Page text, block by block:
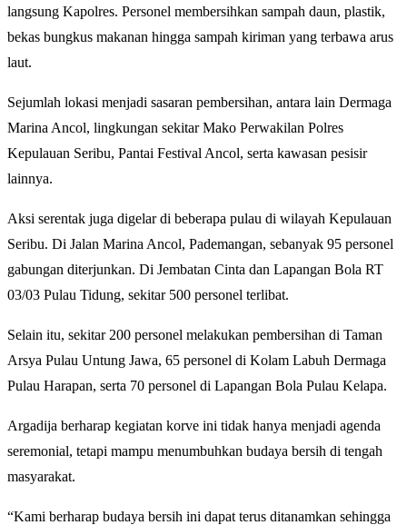
langsung Kapolres. Personel membersihkan sampah daun, plastik,
bekas bungkus makanan hingga sampah kiriman yang terbawa arus
laut.
Sejumlah lokasi menjadi sasaran pembersihan, antara lain Dermaga
Marina Ancol, lingkungan sekitar Mako Perwakilan Polres
Kepulauan Seribu, Pantai Festival Ancol, serta kawasan pesisir
lainnya.
Aksi serentak juga digelar di beberapa pulau di wilayah Kepulauan
Seribu. Di Jalan Marina Ancol, Pademangan, sebanyak 95 personel
gabungan diterjunkan. Di Jembatan Cinta dan Lapangan Bola RT
03/03 Pulau Tidung, sekitar 500 personel terlibat.
Selain itu, sekitar 200 personel melakukan pembersihan di Taman
Arsya Pulau Untung Jawa, 65 personel di Kolam Labuh Dermaga
Pulau Harapan, serta 70 personel di Lapangan Bola Pulau Kelapa.
Argadija berharap kegiatan korve ini tidak hanya menjadi agenda
seremonial, tetapi mampu menumbuhkan budaya bersih di tengah
masyarakat.
“Kami berharap budaya bersih ini dapat terus ditanamkan sehingga